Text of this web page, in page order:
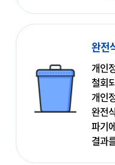
완전
개인
철회
개인
완전
파기
결과